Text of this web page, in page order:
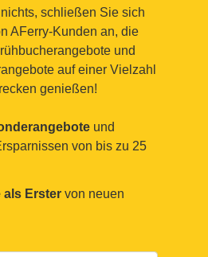
schließen Sie sich
AFerry-Kunden an, die
und
auf einer Vielzahl
genießen!
und
von bis zu 25
als Erster von neuen